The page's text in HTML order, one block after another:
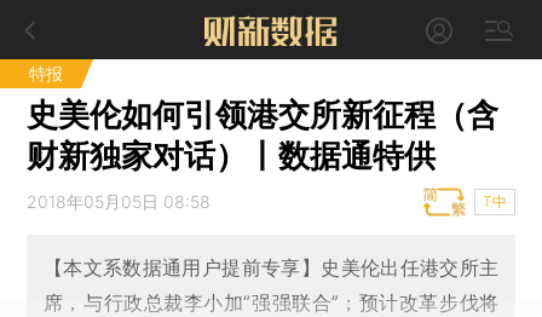
特报
史美伦如何引领港交所新征程（含
财新独家对话）丨数据通特供
2018年05月05日 08:58 T中
【本文系数据通用户提前专享】史美伦出任港交所主
席，与行政总裁李小加“强强联合”；预计改革步伐将